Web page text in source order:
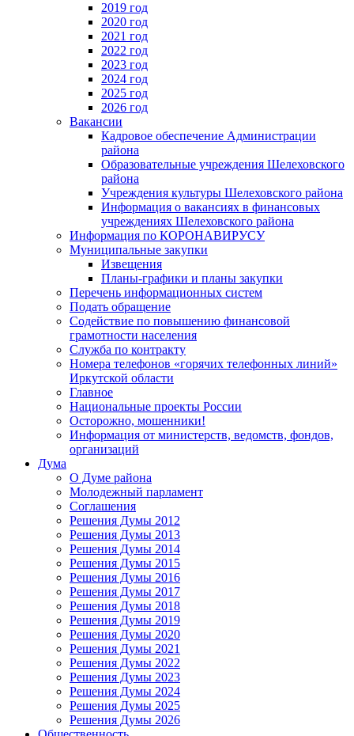
2019 год
2020 год
2021 год
2022 год
2023 год
2024 год
2025 год
2026 год
Вакансии
Кадровое обеспечение Администрации
района
Образовательные учреждения Шелеховского
района
Учреждения культуры Шелеховского района
Информация о вакансиях в финансовых
учреждениях Шелеховского района
Информация по КОРОНАВИРУСУ
Муниципальные закупки
Извещения
Планы-графики и планы закупки
Перечень информационных систем
Подать обращение
Содействие по повышению финансовой
грамотности населения
Служба по контракту
Номера телефонов «горячих телефонных линий»
Иркутской области
Главное
Национальные проекты России
Осторожно, мошенники!
Информация от министерств, ведомств, фондов,
организаций
Дума
О Думе района
Молодежный парламент
Соглашения
Решения Думы 2012
Решения Думы 2013
Решения Думы 2014
Решения Думы 2015
Решения Думы 2016
Решения Думы 2017
Решения Думы 2018
Решения Думы 2019
Решения Думы 2020
Решения Думы 2021
Решения Думы 2022
Решения Думы 2023
Решения Думы 2024
Решения Думы 2025
Решения Думы 2026